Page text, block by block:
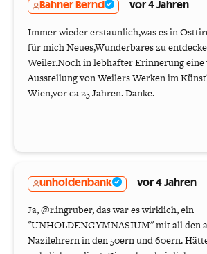
Bahner Bernd vor 4 Jahren
Immer wieder erstaunlich,was es in
für mich Neues,Wunderbares zu
Weiler.Noch in lebhafter Erinnerung
Ausstellung von Weilers Werken im
Wien,vor ca 25 Jahren. Danke.
unholdenbank vor 4 Jahren
Ja, @r.ingruber, das war es wirklich, ein
"UNHOLDENGYMNASIUM" mit all den
Nazilehrern in den 50ern und 60ern.